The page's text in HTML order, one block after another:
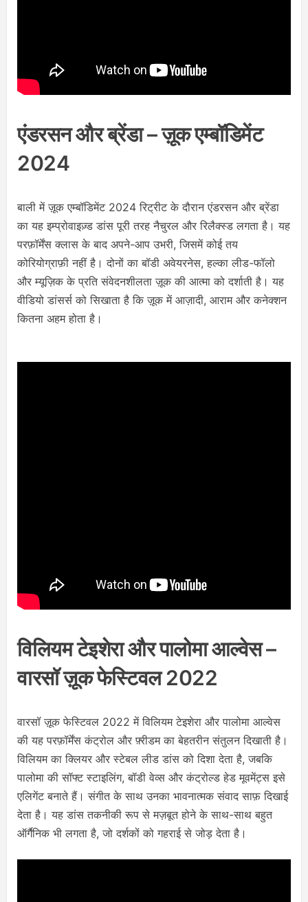
एंडरसन और ब्रेंडा – ज़ूक एम्बॉडिमेंट
2024
बाली में ज़ूक एम्बॉडिमेंट 2024 रिट्रीट के दौरान एंडरसन और ब्रेंडा
का यह इम्प्रोवाइज़्ड डांस पूरी तरह नैचुरल और रिलैक्स्ड लगता है। यह
परफ़ॉर्मेंस क्लास के बाद अपने-आप उभरी, जिसमें कोई तय
कोरियोग्राफ़ी नहीं है। दोनों का बॉडी अवेयरनेस, हल्का लीड-फॉलो
और म्यूज़िक के प्रति संवेदनशीलता ज़ूक की आत्मा को दर्शाती है। यह
वीडियो डांसर्स को सिखाता है कि ज़ूक में आज़ादी, आराम और कनेक्शन
कितना अहम होता है।
विलियम टेइशेरा और पालोमा आल्वेस –
वारसॉ ज़ूक फेस्टिवल 2022
वारसॉ ज़ूक फेस्टिवल 2022 में विलियम टेइशेरा और पालोमा आल्वेस
की यह परफ़ॉर्मेंस कंट्रोल और फ़्रीडम का बेहतरीन संतुलन दिखाती है।
विलियम का क्लियर और स्टेबल लीड डांस को दिशा देता है, जबकि
पालोमा की सॉफ्ट स्टाइलिंग, बॉडी वेव्स और कंट्रोल्ड हेड मूवमेंट्स इसे
एलिगेंट बनाते हैं। संगीत के साथ उनका भावनात्मक संवाद साफ़ दिखाई
देता है। यह डांस तकनीकी रूप से मज़बूत होने के साथ-साथ बहुत
ऑर्गैनिक भी लगता है, जो दर्शकों को गहराई से जोड़ देता है।